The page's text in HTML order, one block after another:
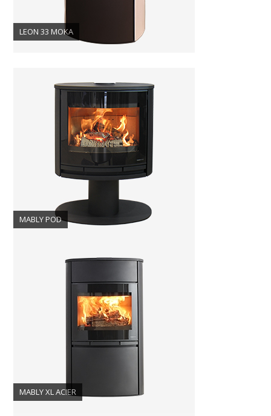
LEON 33 MOKA
MABLY POD
MABLY XL ACIER